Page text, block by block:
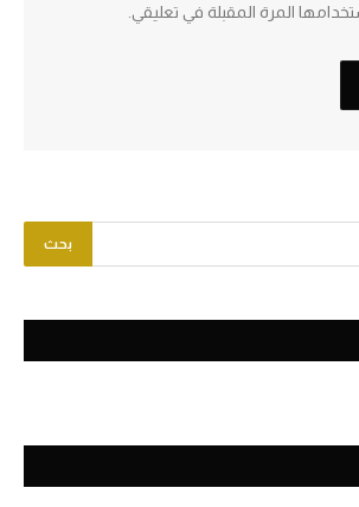
المرة المقبلة في تعليقي.